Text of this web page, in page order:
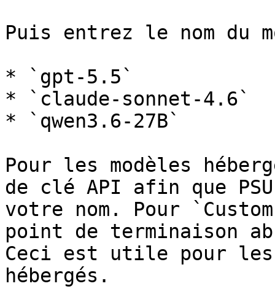
Puis entrez le nom du
* `gpt-5.5`
* `claude-sonnet-4.6`
* `qwen3.6-27B`
Pour les modèles
de clé API afin que
votre nom. Pour
point de terminaison
Ceci est utile pour les
hébergés.